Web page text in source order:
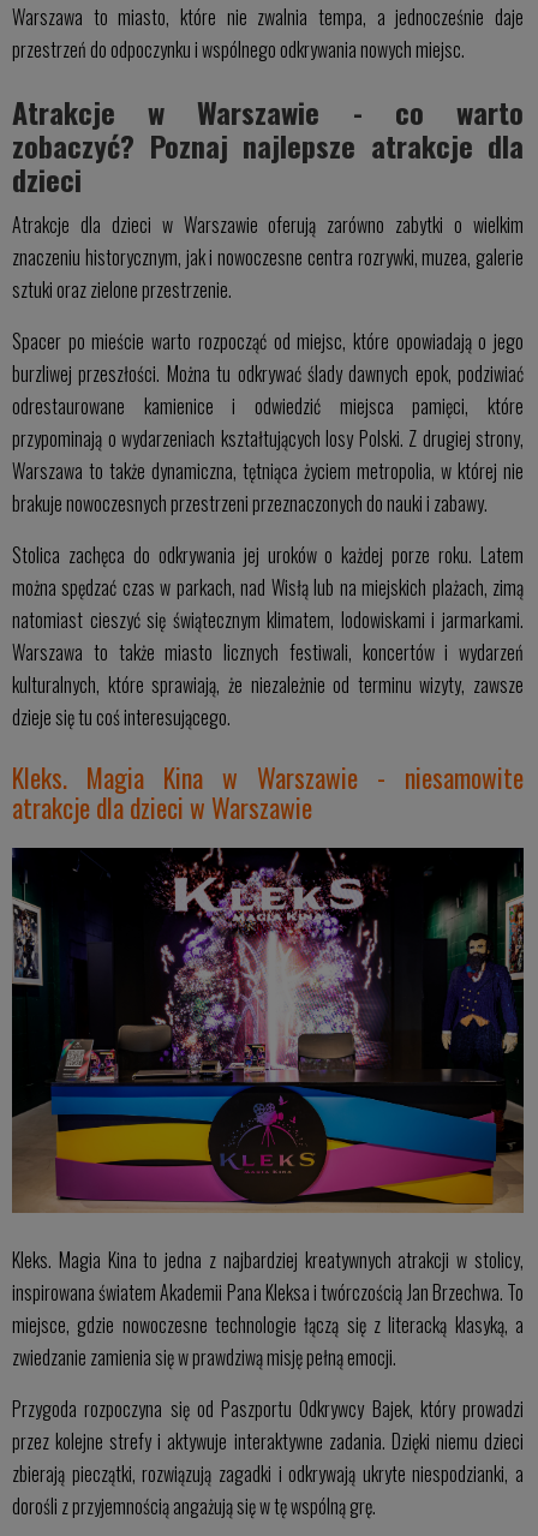
Warszawa to miasto, które nie zwalnia tempa, a jednocześnie daje
przestrzeń do odpoczynku i wspólnego odkrywania nowych miejsc.
Atrakcje w Warszawie - co warto
zobaczyć? Poznaj najlepsze atrakcje dla
dzieci
Atrakcje dla dzieci w Warszawie oferują zarówno zabytki o wielkim
znaczeniu historycznym, jak i nowoczesne centra rozrywki, muzea, galerie
sztuki oraz zielone przestrzenie.
Spacer po mieście warto rozpocząć od miejsc, które opowiadają o jego
burzliwej przeszłości. Można tu odkrywać ślady dawnych epok, podziwiać
odrestaurowane kamienice i odwiedzić miejsca pamięci, które
przypominają o wydarzeniach kształtujących losy Polski. Z drugiej strony,
Warszawa to także dynamiczna, tętniąca życiem metropolia, w której nie
brakuje nowoczesnych przestrzeni przeznaczonych do nauki i zabawy.
Stolica zachęca do odkrywania jej uroków o każdej porze roku. Latem
można spędzać czas w parkach, nad Wisłą lub na miejskich plażach, zimą
natomiast cieszyć się świątecznym klimatem, lodowiskami i jarmarkami.
Warszawa to także miasto licznych festiwali, koncertów i wydarzeń
kulturalnych, które sprawiają, że niezależnie od terminu wizyty, zawsze
dzieje się tu coś interesującego.
Kleks. Magia Kina w Warszawie - niesamowite
atrakcje dla dzieci w Warszawie
Kleks. Magia Kina to jedna z najbardziej kreatywnych atrakcji w stolicy,
inspirowana światem Akademii Pana Kleksa i twórczością Jan Brzechwa. To
miejsce, gdzie nowoczesne technologie łączą się z literacką klasyką, a
zwiedzanie zamienia się w prawdziwą misję pełną emocji.
Przygoda rozpoczyna się od Paszportu Odkrywcy Bajek, który prowadzi
przez kolejne strefy i aktywuje interaktywne zadania. Dzięki niemu dzieci
zbierają pieczątki, rozwiązują zagadki i odkrywają ukryte niespodzianki, a
dorośli z przyjemnością angażują się w tę wspólną grę.